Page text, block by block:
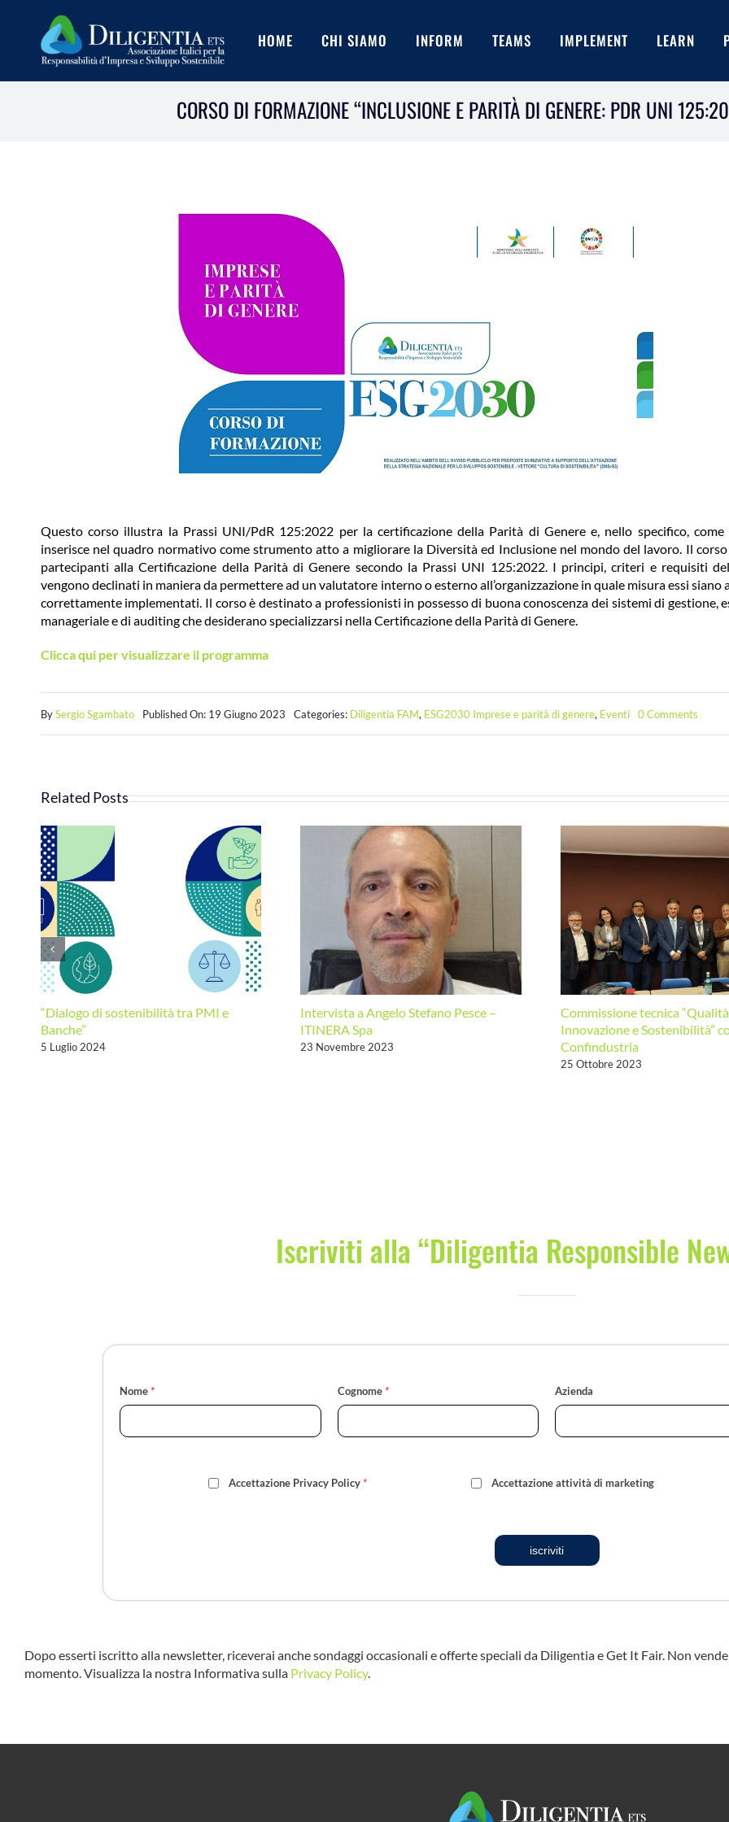
contenuto
HOME CHI SIAMO INFORM TEAMS IMPLEMENT LEARN
CORSO DI FORMAZIONE “INCLUSIONE E PARITÀ DI GENERE: PDR UNI
Questo corso illustra la Prassi UNI/PdR 125:2022 per la certificazione della Parità di Genere e, nello specifico, come
inserisce nel quadro normativo come strumento atto a migliorare la Diversità ed Inclusione nel mondo del lavoro. Il
partecipanti alla Certificazione della Parità di Genere secondo la Prassi UNI 125:2022. I principi, criteri e requisiti
vengono declinati in maniera da permettere ad un valutatore interno o esterno all’organizzazione in quale misura essi siano
correttamente implementati. Il corso è destinato a professionisti in possesso di buona conoscenza dei sistemi di gestione,
manageriale e di auditing che desiderano specializzarsi nella Certificazione della Parità di Genere.
Clicca qui per visualizzare il programma
BySergio Sgambato Published On: 19 Giugno 2023 Categories: Diligentia FAM, ESG2030 Imprese e parità di genere, Eventi 0 Commentson
di
di
PdR
2023)
Related Posts
“Dialogo di sostenibilità tra PMI e
Banche”
5 Luglio 2024
Intervista a Angelo Stefano Pesce –
ITINERA Spa
23 Novembre 2023
Commissione tecnica “Qualità,
Innovazione e Sostenibilità”
Confindustria
25 Ottobre 2023
Iscriviti alla “Diligentia Responsible
Nome * Cognome * Azienda
Accettazione Privacy Policy * Accettazione attività di marketing
iscriviti
Dopo esserti iscritto alla newsletter, riceverai anche sondaggi occasionali e offerte speciali da Diligentia e Get It Fair. Non
momento. Visualizza la nostra Informativa sulla Privacy Policy.